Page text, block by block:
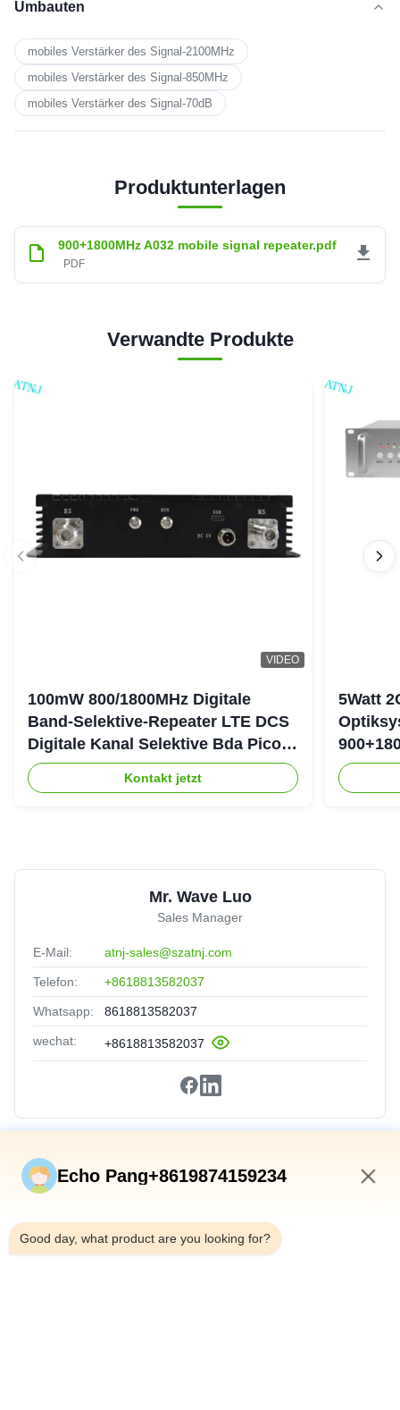
Umbauten
mobiles Verstärker des Signal-2100MHz
mobiles Verstärker des Signal-850MHz
mobiles Verstärker des Signal-70dB
Produktunterlagen
900+1800MHz A032 mobile signal repeater.pdf
PDF
Verwandte Produkte
VIDEO
100mW 800/1800MHz Digitale
Band-Selektive-Repeater LTE DCS
Digitale Kanal Selektive Bda Pico-
Repeater
Kontakt jetzt
5Watt
DAS-
Mr. Wave Luo
Sales Manager
E-Mail: atnj-sales@szatnj.com
Telefon: +8618813582037
Whatsapp: 8618813582037
wechat: +8618813582037
Schnelle Verbindungen
Produkte
Über Uns
Echo Pang+8619874159234
Good day, what product are you looking for?